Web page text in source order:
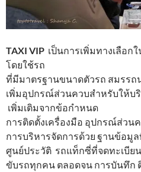
TAXI VIP เป็นการเพิ่มทางเลือ
โดยใช้รถ
ที่มีมาตรฐานขนาดตัวรถ สมรรถ
เพิ่มอุปกรณ์ส่วนควบสำหรับให้บ
เพิ่มเติมจากข้อกำหนด
การติดตั้งเครื่องมือ อุปกรณ์ส่วน
การบริหารจัดการด้วย ฐานข้อมู
ศูนย์ประวัติ รถแท็กซี่ที่จดทะเบีย
ขับรถทุกคน ตลอดจน การบันทึก